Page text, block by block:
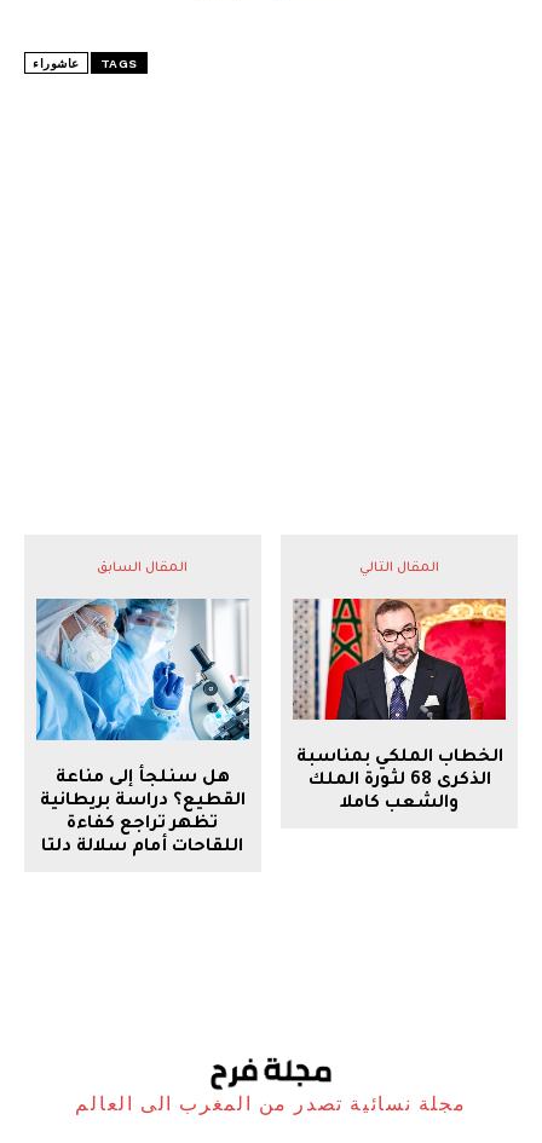
TAGS عاشوراء
المقال السابق
هل سنلجأ إلى مناعة
القطيع؟ دراسة بريطانية
تظهر تراجع كفاءة
اللقاحات أمام سلالة دلتا
المقال التالي
الخطاب الملكي بمناسبة
الذكرى 68 لثورة الملك
والشعب كاملا
مجلة نسائية تصدر من المغرب الى العالم